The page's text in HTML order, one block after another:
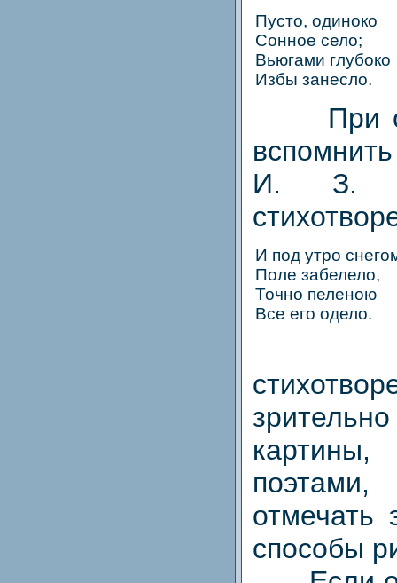
Пусто, одиноко
Сонное село;
Вьюгами глубоко
Избы занесло.
При
И. З.
И под утро
Поле забелело,
Точно пеленою
Все его одело.
отмечать
способы